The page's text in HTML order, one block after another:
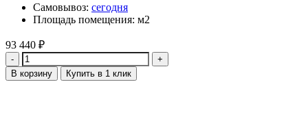
Самовывоз: сегодня
Площадь помещения: м2
93 440 ₽
Количество
В корзину Купить в 1 клик